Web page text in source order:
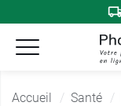
Accueil Santé